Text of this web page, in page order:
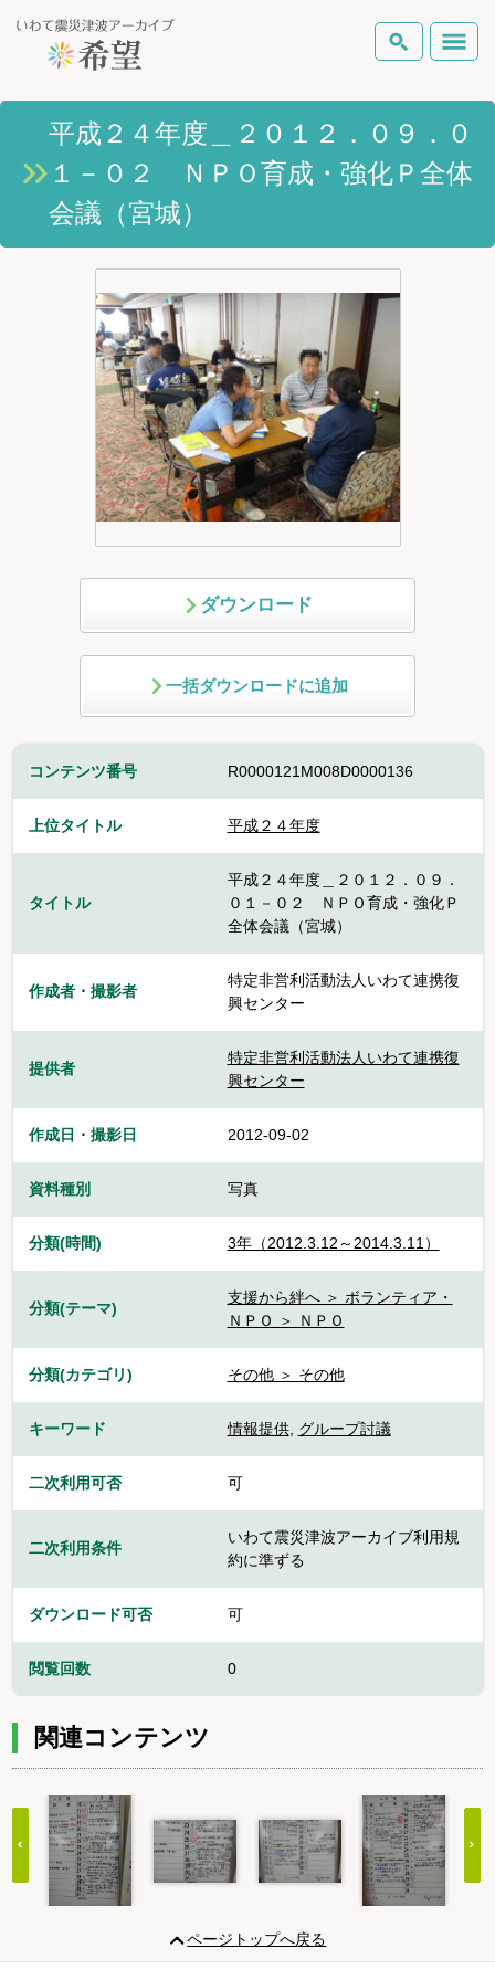
いわて震災津波アーカイブとは
岩手県の被害状況
ピックアップコンテンツ
Foreign Laguage
検索
テーマから探す
平成２４年度＿２０１２．０９．０
１－０２ ＮＰＯ育成・強化Ｐ全体
会議（宮城）
ダウンロード
一括ダウンロードに追加
コンテンツ番号 R0000121M008D0000136
上位タイトル 平成２４年度
タイトル
平成２４年度＿２０１２．０９．
０１－０２ ＮＰＯ育成・強化Ｐ
全体会議（宮城）
作成者・撮影者
特定非営利活動法人いわて連携復
興センター
提供者
特定非営利活動法人いわて連携復
興センター
作成日・撮影日 2012-09-02
資料種別 写真
分類(時間) 3年（2012.3.12～2014.3.11）
分類(テーマ)
支援から絆へ ＞ ボランティア・
ＮＰＯ ＞ ＮＰＯ
分類(カテゴリ) その他 ＞ その他
キーワード 情報提供, グループ討議
二次利用可否 可
二次利用条件
いわて震災津波アーカイブ利用規
約に準ずる
ダウンロード可否 可
閲覧回数 0
関連コンテンツ
20
ページトップへ戻る